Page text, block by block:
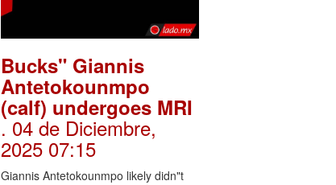
Bucks" Giannis
Antetokounmpo
(calf) undergoes MRI
. 04 de Diciembre,
2025 07:15
Giannis Antetokounmpo likely didn"t